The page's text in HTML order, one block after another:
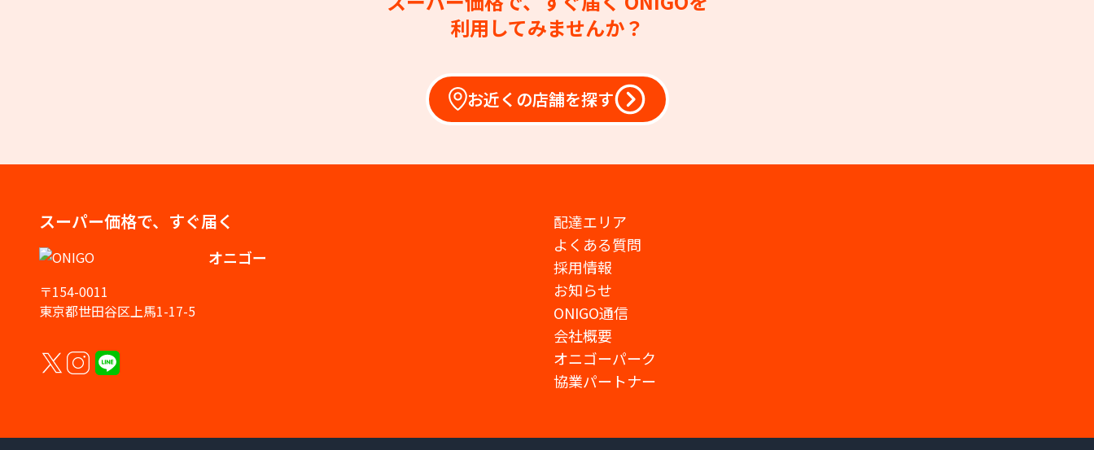
利用してみませんか？
お近くの店舗を探す
スーパー価格で、すぐ届く
オニゴー
〒154-0011
東京都世田谷区上馬1-17-5
配達エリア
よくある質問
採用情報
お知らせ
ONIGO通信
会社概要
オニゴーパーク
協業パートナー